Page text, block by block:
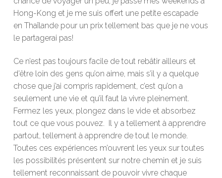
Hong-Kong et je me suis offert une petite escapade
en Thaïlande pour un prix tellement bas que je ne vous
le partagerai pas!
Ce n’est pas toujours facile de tout rebâtir ailleurs et
d’être loin des gens qu’on aime, mais s’il y a quelque
chose que j’ai compris rapidement, c’est qu’on a
seulement une vie et qu’il faut la vivre pleinement.
Fermez les yeux, plongez dans le vide et absorbez
tout ce que vous pouvez. Il y a tellement à apprendre
partout, tellement à apprendre de tout le monde.
Toutes ces expériences m’ouvrent les yeux sur toutes
les possibilités présentent sur notre chemin et je suis
tellement reconnaissant de pouvoir vivre chaque